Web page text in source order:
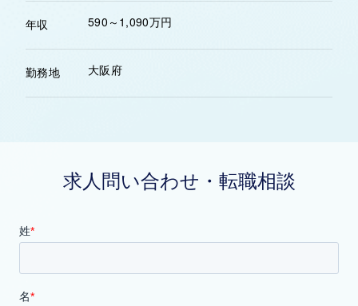
年収 590～1,090万円
勤務地 大阪府
求人問い合わせ・転職相談